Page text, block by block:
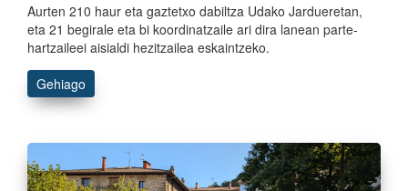
Aurten 210 haur eta gaztetxo dabiltza Udako Jardueretan,
eta 21 begirale eta bi koordinatzaile ari dira lanean parte-
hartzaileei aisialdi hezitzailea eskaintzeko.
Gehiago